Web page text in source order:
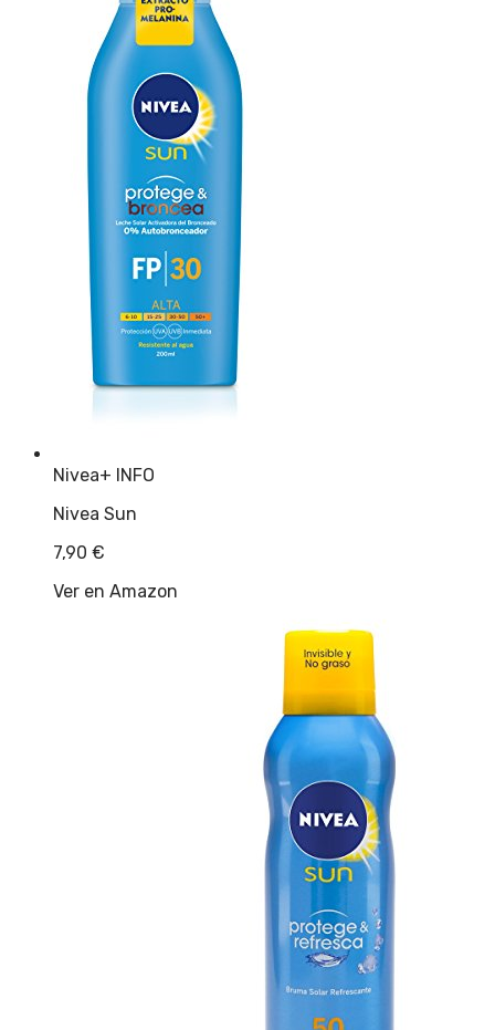
Nivea+ INFO
Nivea Sun
7,90 €
Ver en Amazon